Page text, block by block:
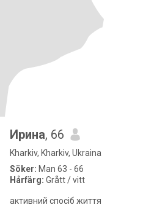
Ирина, 66
Kharkiv, Kharkiv, Ukraina
Söker: Man 63 - 66
Hårfärg: Grått / vitt
активний спосіб життя